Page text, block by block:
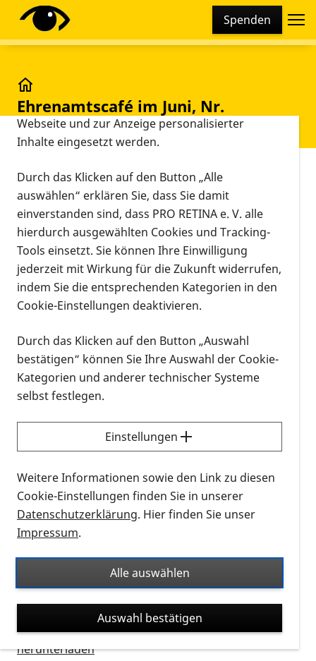
Spenden
Ehrenamtscafé im Juni, Nr.
25e/2026
Vorlesen
Informationen zum Termin
03.06.2026, 18:00 Uhr–19:30 Uhr
DasEhrenamtscaféfindet (fast immer)jeden
ersten Mittwoch im Monatstatt. Immerab 18 Uhr
und ganz bequem via Zoom.
Bei jeder Ausgabe nehmen wir uns eines anderen
Natürlich haben wir auch Zeit für den Austausch
untereinander eingeplant. In Kleingruppen haben
Sie zudem die Gelegenheit, andere ehrenamtlich
Aktive der PRO RETINA etwas näher
neuen ehrenamtlich Engagierten ein, um sich mit
bereits erfahrenen Aktiven des Vereins
auszutauschen und zu vernetzen.
Die Einladung samt des Themas und der
Einwahldaten wird jeweils zwei Wochen vorher an
alle ehrenamtlich Aktiven verschickt.
Wir freuen uns, wenn auch Sie vorbeischauen!
Die Ehrenamtskoordination
03.06.2026, 18:00 Uhr–19:30 Uhr-Kalendereintrag
herunterladen
Diese Webseite setzt verschiedene Cookies und
Tracking-Tools ein. Dies beinhaltet Cookies und
technisch notwendig sind, die zu statistischen
Zwecken sowie zur besseren Bedienbarkeit der
Webseite und zur Anzeige personalisierter
Inhalte eingesetzt werden.
Durch das Klicken auf den Button „Alle
auswählen“ erklären Sie, dass Sie damit
einverstanden sind, dass PRO RETINA e. V. alle
hierdurch ausgewählten Cookies und Tracking-
Tools einsetzt. Sie können Ihre Einwilligung
jederzeit mit Wirkung für die Zukunft widerrufen,
indem Sie die entsprechenden Kategorien in den
Cookie-Einstellungen deaktivieren.
Durch das Klicken auf den Button „Auswahl
bestätigen“ können Sie Ihre Auswahl der Cookie-
Kategorien und anderer technischer Systeme
selbst festlegen.
Einstellungen
Weitere Informationen sowie den Link zu diesen
Cookie-Einstellungen finden Sie in unserer
Datenschutzerklärung. Hier finden Sie unser
Impressum.
Alle auswählen
Auswahl bestätigen